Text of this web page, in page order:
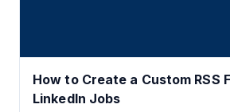
How to Create a Custom RSS
LinkedIn Jobs